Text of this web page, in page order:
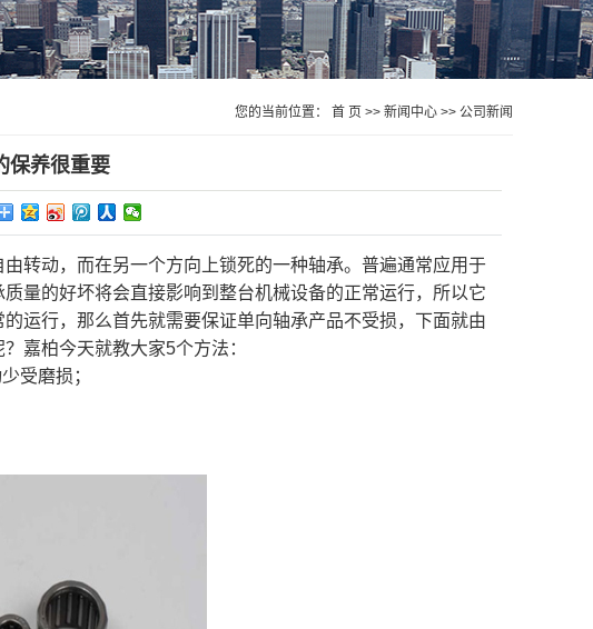
您的当前位置： 首 页 >> 新闻中心 >> 公司新闻
保养很重要
转动，而在另一个方向上锁死的一种轴承。普遍通常应用于
量的好坏将会直接影响到整台机械设备的正常运行，所以它
运行，那么首先就需要保证单向轴承产品不受损，下面就由
嘉柏今天就教大家5个方法：
受磨损；